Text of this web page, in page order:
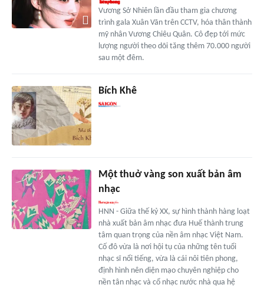
Vương Sở Nhiên lần đầu tham gia chương
trình gala Xuân Vãn trên CCTV, hóa thân thành
mỹ nhân Vương Chiêu Quân. Cô đẹp tới mức
lượng người theo dõi tăng thêm 70.000 người
sau một đêm.
Bích Khê
Một thuở vàng son xuất bản âm
nhạc
HNN - Giữa thế kỷ XX, sự hình thành hàng loạt
nhà xuất bản âm nhạc đưa Huế thành trung
tâm quan trọng của nền âm nhạc Việt Nam.
Cố đô vừa là nơi hội tụ của những tên tuổi
nhạc sĩ nổi tiếng, vừa là cái nôi tiên phong,
định hình nên diện mạo chuyên nghiệp cho
nền tân nhạc và cổ nhạc nước nhà qua hệ